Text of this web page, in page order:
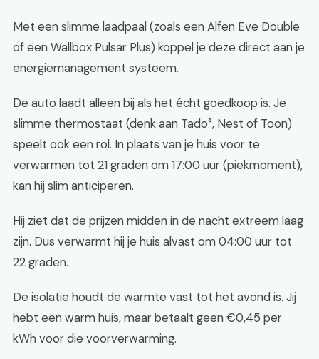
Met een slimme laadpaal (zoals een Alfen Eve Double
of een Wallbox Pulsar Plus) koppel je deze direct aan je
energiemanagement systeem.
De auto laadt alleen bij als het écht goedkoop is. Je
slimme thermostaat (denk aan Tado°, Nest of Toon)
speelt ook een rol. In plaats van je huis voor te
verwarmen tot 21 graden om 17:00 uur (piekmoment),
kan hij slim anticiperen.
Hij ziet dat de prijzen midden in de nacht extreem laag
zijn. Dus verwarmt hij je huis alvast om 04:00 uur tot
22 graden.
De isolatie houdt de warmte vast tot het avond is. Jij
hebt een warm huis, maar betaalt geen €0,45 per
kWh voor die voorverwarming.